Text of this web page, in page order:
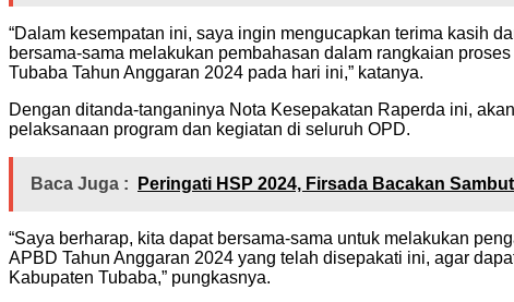
“Dalam kesempatan ini, saya ingin mengucapkan terima kasih
bersama-sama melakukan pembahasan dalam rangkaian
Tubaba Tahun Anggaran 2024 pada hari ini,” katanya.
Dengan ditanda-tanganinya Nota Kesepakatan Raperda ini,
pelaksanaan program dan kegiatan di seluruh OPD.
Baca Juga : Peringati HSP 2024, Firsada Bacakan
“Saya berharap, kita dapat bersama-sama untuk melakukan
APBD Tahun Anggaran 2024 yang telah disepakati ini, agar
Kabupaten Tubaba,” pungkasnya.